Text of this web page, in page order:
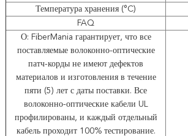
Температура хранения (°C)
FAQ
О: FiberMania гарантирует, что все
поставляемые волоконно-оптические
патч-корды не имеют дефектов
материалов и изготовления в течение
пяти (5) лет с даты поставки. Все
волоконно-оптические кабели UL
профилированы, и каждый отдельный
кабель проходит 100% тестирование.